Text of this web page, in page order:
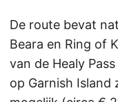
De route bevat
Beara en Ring of
van de Healy
op Garnish